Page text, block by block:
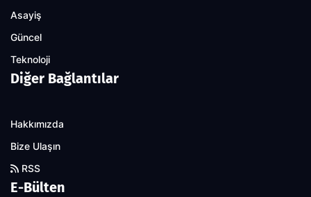
Asayiş
Güncel
Teknoloji
Diğer Bağlantılar
Hakkımızda
Bize Ulaşın
RSS
E-Bülten